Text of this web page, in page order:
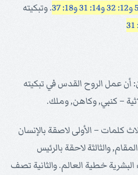
و14: 31 و18: 37
. وتبكيته
أن عمل الروح القدس في تبكيته
– كنبي, وكاهن, وملك.
كلمات – الأولى لاصقة بالإنسان
والثالثة لاحقة بالرئيس
خطية العالم. والثانية تصف